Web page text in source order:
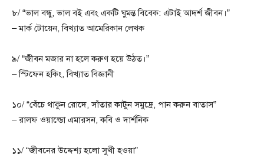
৮/ “ভাল বন্ধু, ভাল বই এবং একটি ঘুমন্ত বিবেক: এটাই আদর্শ জীবন।”
– মার্ক টোয়েন, বিখ্যাত আমেরিকান লেখক
৯/ “জীবন মজার না হলে করুণ হয়ে উঠত।”
– স্টিফেন হকিং, বিখ্যাত বিজ্ঞানী
১০/ “বেঁচে থাকুন রোদে, সাঁতার কাটুন সমুদ্রে, পান করুন বাতাস”
– রালফ ওয়াল্ডো এমারসন, কবি ও দার্শনিক
১১/ “জীবনের উদ্দেশ্য হলো সুখী হওয়া”